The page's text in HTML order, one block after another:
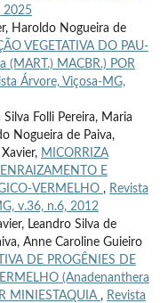
2025
Haroldo Nogueira de
VEGETATIVA DO PAU-
(MART.) MACBR.) POR
Árvore, Viçosa-MG,
Folli Pereira, Maria
Nogueira de Paiva,
MICORRIZA
E
VERMELHO , Revista
v.36, n.6, 2012
Leandro Silva de
Anne Caroline Guieiro
DE PROGÊNIES DE
(Anadenanthera
MINIESTAQUIA , Revista